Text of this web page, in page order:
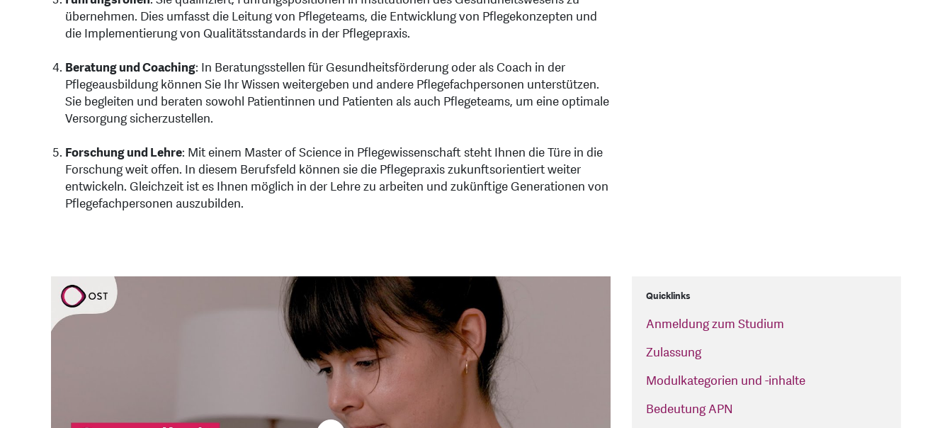
übernehmen. Dies umfasst die Leitung von Pflegeteams, die Entwicklung von Pflegekonzepten und
die Implementierung von Qualitätsstandards in der Pflegepraxis.
Beratung und Coaching: In Beratungsstellen für Gesundheitsförderung oder als Coach in der
Pflegeausbildung können Sie Ihr Wissen weitergeben und andere Pflegefachpersonen unterstützen.
Sie begleiten und beraten sowohl Patientinnen und Patienten als auch Pflegeteams, um eine optimale
Versorgung sicherzustellen.
Forschung und Lehre: Mit einem Master of Science in Pflegewissenschaft steht Ihnen die Türe in die
Forschung weit offen. In diesem Berufsfeld können sie die Pflegepraxis zukunftsorientiert weiter
entwickeln. Gleichzeit ist es Ihnen möglich in der Lehre zu arbeiten und zukünftige Generationen von
Pflegefachpersonen auszubilden.
Quicklinks
Anmeldung zum Studium
Zulassung
Modulkategorien und -inhalte
Bedeutung APN